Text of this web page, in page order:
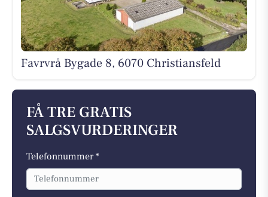
Favrvrå Bygade 8, 6070 Christiansfeld
FÅ TRE GRATIS
SALGSVURDERINGER
Telefonnummer *